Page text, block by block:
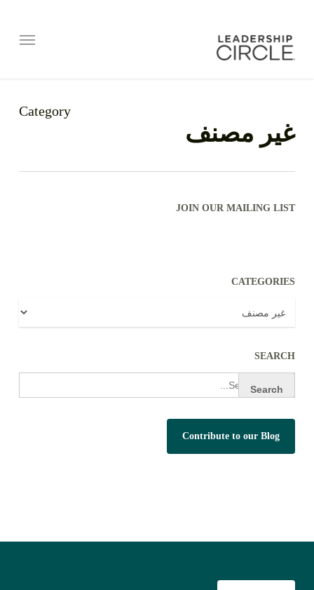
Category
غير مصنف
JOIN OUR MAILING LIST
CATEGORIES
SEARCH
Search
Contribute to our Blog